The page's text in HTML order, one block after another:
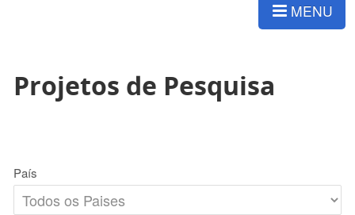
MENU
Projetos de Pesquisa
País